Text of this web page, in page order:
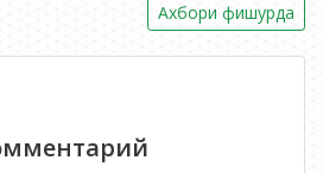
Ахбори фишурда